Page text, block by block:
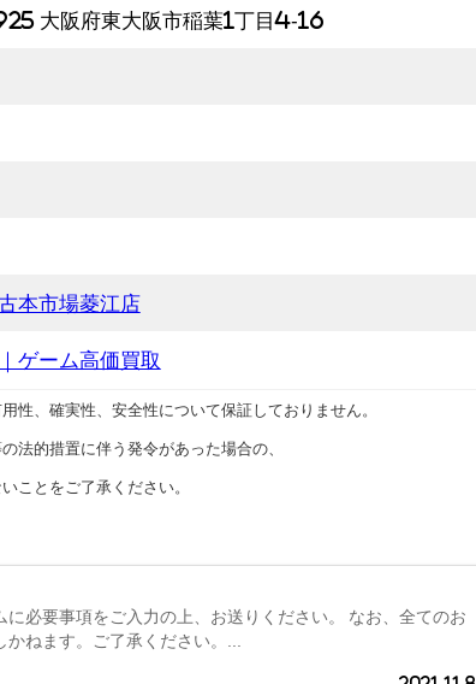
大阪府東大阪市稲葉1丁目4-16
本市場菱江店
ゲーム高価買取
性、確実性、安全性について保証しておりません。
法的措置に伴う発令があった場合の、
ことをご了承ください。
必要事項をご入力の上、お送りください。 なお、全てのお
ねます。ご了承ください。...